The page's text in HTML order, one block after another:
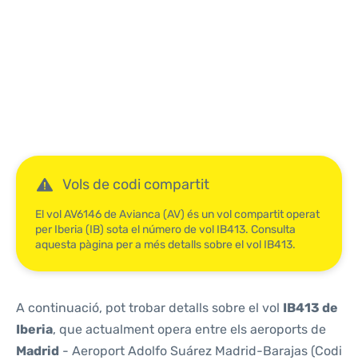
Vols de codi compartit
El vol AV6146 de Avianca (AV) és un vol compartit operat
per Iberia (IB) sota el número de vol IB413. Consulta
aquesta pàgina per a més detalls sobre el vol IB413.
A continuació, pot trobar detalls sobre el vol IB413 de
Iberia, que actualment opera entre els aeroports de
Madrid - Aeroport Adolfo Suárez Madrid-Barajas (Codi